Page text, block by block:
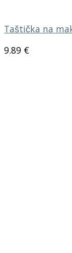
Taštička na
9.89 €